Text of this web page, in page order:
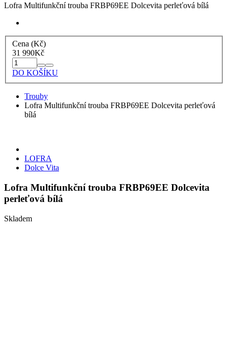
Lofra Multifunkční trouba FRBP69EE Dolcevita perleťová bílá
Cena (Kč)
31 990Kč
DO KOŠÍKU
Trouby
Lofra Multifunkční trouba FRBP69EE Dolcevita perleťová
bílá
LOFRA
Dolce Vita
Lofra Multifunkční trouba FRBP69EE Dolcevita
perleťová bílá
Skladem